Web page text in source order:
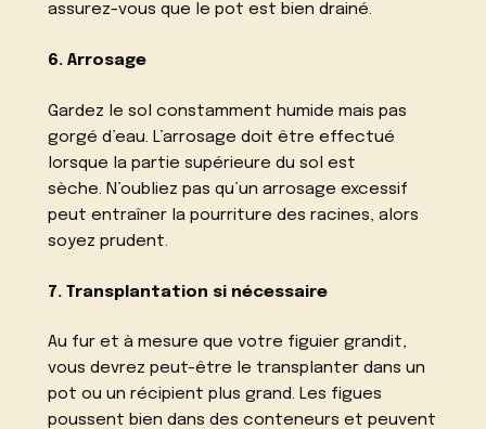
assurez-vous que le pot est bien drainé.
6. Arrosage
Gardez le sol constamment humide mais pas
gorgé d’eau. L’arrosage doit être effectué
lorsque la partie supérieure du sol est
sèche. N’oubliez pas qu’un arrosage excessif
peut entraîner la pourriture des racines, alors
soyez prudent.
7. Transplantation si nécessaire
Au fur et à mesure que votre figuier grandit,
vous devrez peut-être le transplanter dans un
pot ou un récipient plus grand. Les figues
poussent bien dans des conteneurs et peuvent